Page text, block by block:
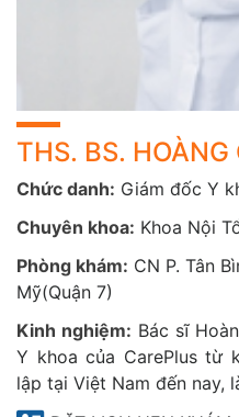
THS. BS.
Chức danh: Giám đốc Y
Chuyên khoa: Khoa Nội
Phòng khám: CN P. Tân
Mỹ(Quận 7)
Kinh nghiệm: Bác sĩ
Y khoa của CarePlus từ
lập tại Việt Nam đến nay,